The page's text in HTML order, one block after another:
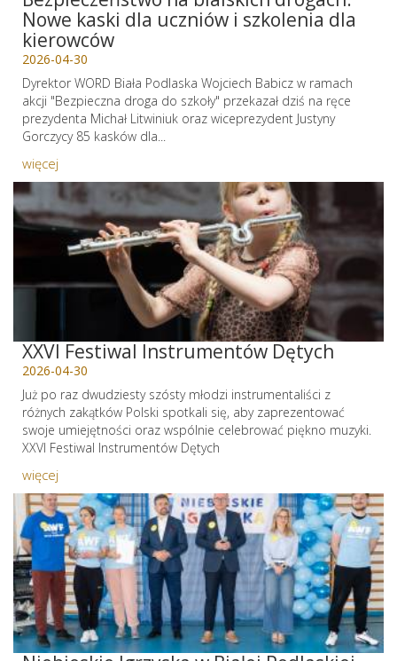
Nowe kaski dla uczniów i szkolenia dla
kierowców
2026-04-30
Dyrektor WORD Biała Podlaska Wojciech Babicz w ramach
akcji "Bezpieczna droga do szkoły" przekazał dziś na ręce
prezydenta Michał Litwiniuk oraz wiceprezydent Justyny
Gorczycy 85 kasków dla...
więcej
XXVI Festiwal Instrumentów Dętych
2026-04-30
Już po raz dwudziesty szósty młodzi instrumentaliści z
różnych zakątków Polski spotkali się, aby zaprezentować
swoje umiejętności oraz wspólnie celebrować piękno muzyki.
XXVI Festiwal Instrumentów Dętych
więcej